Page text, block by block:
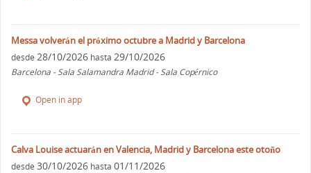
Messa volverán el próximo octubre a Madrid y Barcelona
desde 28/10/2026 hasta 29/10/2026
Barcelona - Sala Salamandra Madrid - Sala Copérnico
Open in app
Calva Louise actuarán en Valencia, Madrid y Barcelona este otoño
desde 30/10/2026 hasta 01/11/2026